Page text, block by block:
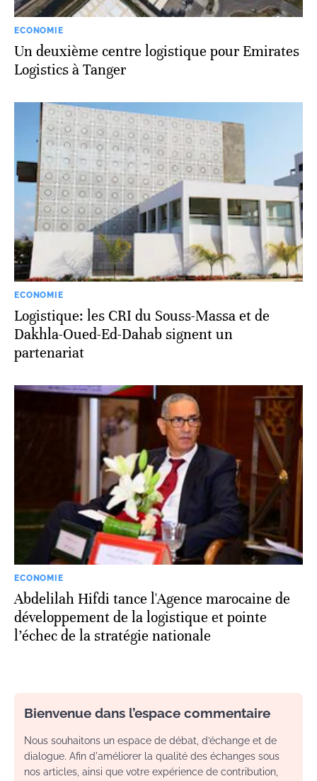
ECONOMIE
Un deuxième centre logistique pour Emirates
Logistics à Tanger
ECONOMIE
Logistique: les CRI du Souss-Massa et de
Dakhla-Oued-Ed-Dahab signent un
partenariat
ECONOMIE
Abdelilah Hifdi tance l'Agence marocaine de
développement de la logistique et pointe
l’échec de la stratégie nationale
Bienvenue dans l’espace commentaire
Nous souhaitons un espace de débat, d’échange et de
dialogue. Afin d'améliorer la qualité des échanges sous
nos articles, ainsi que votre expérience de contribution,